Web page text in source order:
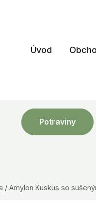
Úvod
Potraviny
/ Amylon Kuskus so